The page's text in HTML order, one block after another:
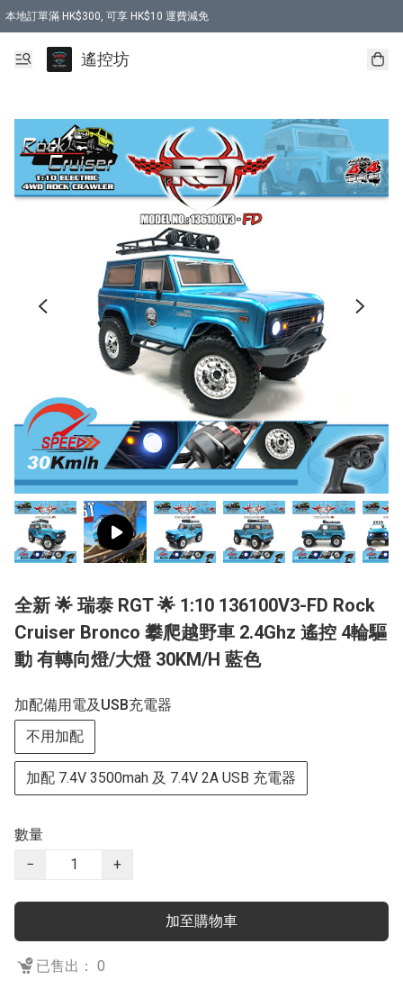
本地訂單滿 HK$300, 可享 HK$10 運費減免
購買 7.6V 6500mah 70C 電池 送 7.6V USB充電器
遙控坊
全新 🌟 瑞泰 RGT 🌟 1:10 136100V3-FD Rock
Cruiser Bronco 攀爬越野車 2.4Ghz 遙控 4輪驅
動 有轉向燈/大燈 30KM/H 藍色
加配備用電及USB充電器
不用加配
加配 7.4V 3500mah 及 7.4V 2A USB 充電器
數量
−
+
加至購物車
已售出： 0